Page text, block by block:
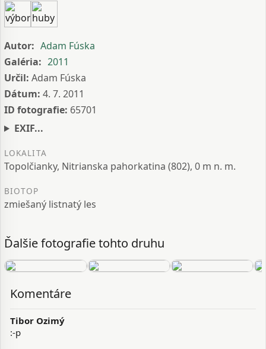
Autor: Adam Fúska
Galéria: 2011
Určil: Adam Fúska
Dátum: 4. 7. 2011
ID fotografie: 65701
EXIF...
LOKALITA
Topolčianky, Nitrianska pahorkatina (802), 0 m n. m.
BIOTOP
zmiešaný listnatý les
Ďalšie fotografie tohto druhu
Komentáre
Tibor Ozimý
:-p